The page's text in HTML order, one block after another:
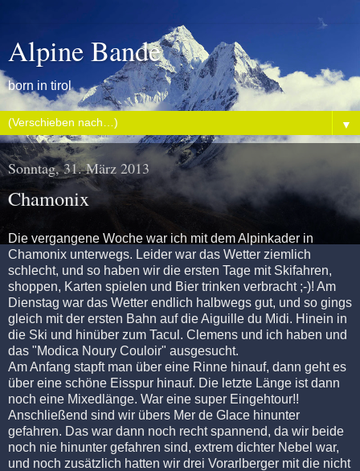
Alpine Bande
born in tirol
▼
Sonntag, 31. März 2013
Chamonix
Die vergangene Woche war ich mit dem Alpinkader in
Chamonix unterwegs. Leider war das Wetter ziemlich
schlecht, und so haben wir die ersten Tage mit Skifahren,
shoppen, Karten spielen und Bier trinken verbracht ;-)! Am
Dienstag war das Wetter endlich halbwegs gut, und so gings
gleich mit der ersten Bahn auf die Aiguille du Midi. Hinein in
die Ski und hinüber zum Tacul. Clemens und ich haben und
das "Modica Noury Couloir" ausgesucht.
Am Anfang stapft man über eine Rinne hinauf, dann geht es
über eine schöne Eisspur hinauf. Die letzte Länge ist dann
noch eine Mixedlänge. War eine super Eingehtour!!
Anschließend sind wir übers Mer de Glace hinunter
gefahren. Das war dann noch recht spannend, da wir beide
noch nie hinunter gefahren sind, extrem dichter Nebel war,
und noch zusätzlich hatten wir drei Vorarlberger mit die nicht